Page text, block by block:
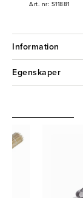
Art. nr: S11881
Information
Egenskaper